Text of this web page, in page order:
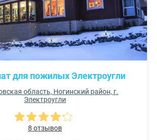
для пожилых Электроугли
область, Ногинский район, г.
Электроугли
8 отзывов